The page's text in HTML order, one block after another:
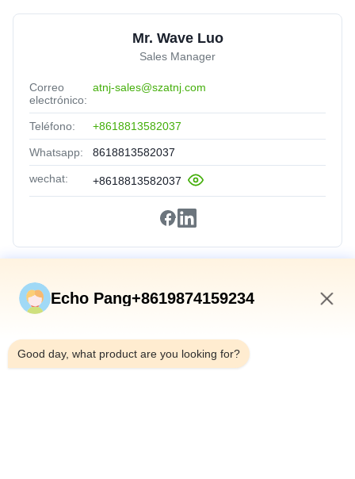
Mr. Wave Luo
Sales Manager
Correo
electrónico:
atnj-sales@szatnj.com
Teléfono: +8618813582037
Whatsapp: 8618813582037
wechat: +8618813582037
Vínculos Rápidos
Productos
Sobre Nosotros
Echo Pang+8619874159234
Good day, what product are you looking for?